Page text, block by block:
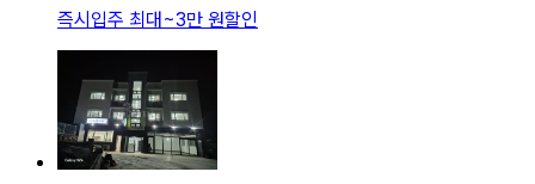
즉시입주 최대~3만 원할인